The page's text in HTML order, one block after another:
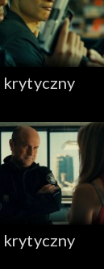
krytyczny
krytyczny